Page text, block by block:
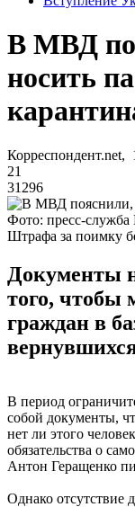
В МВД
носить
Корреспондент.net,
21
31296
Фото: пресс-
Штрафа за поимку
Документы
того, чтобы
граждан в
В период
собой документы,
нет ли этого
обязательства о
Антон Геращенко
Однако отсутствие